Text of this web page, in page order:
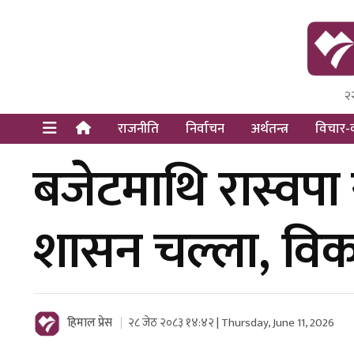
Himal
Dot
राजनीति निर्वाचन अर्थतन्त्र विचार-
बजेटमाथि
शासन चल्ला,
हिमाल प्रेस २८ जेठ २०८३ १४:४२ | Thursday, June 11, 2026